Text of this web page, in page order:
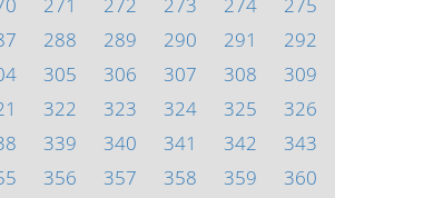
288 289 290 291
292
305 306 307 308
309
322 323 324 325
326
339 340 341 342
343
356 357 358 359
360